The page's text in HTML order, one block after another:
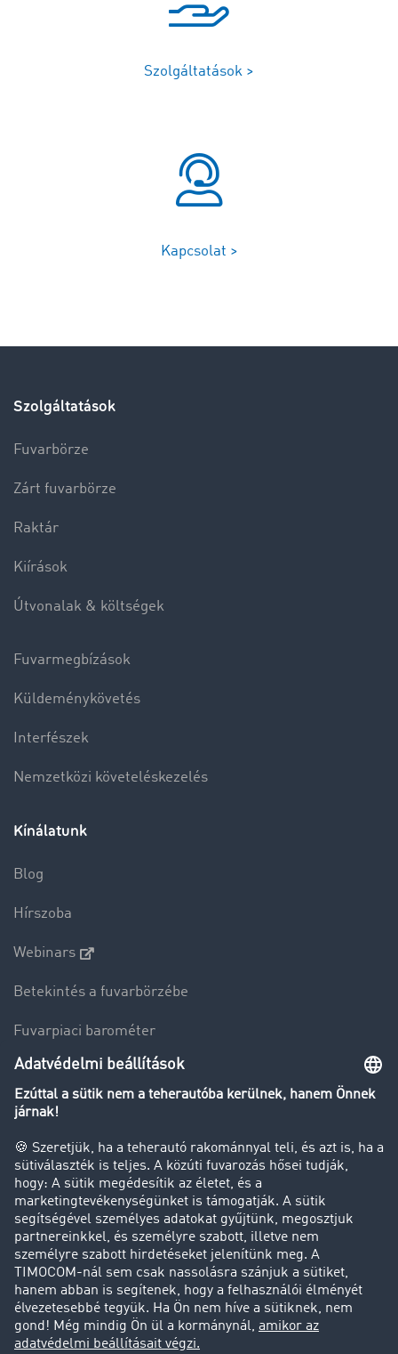
Szolgáltatások >
Kapcsolat >
Szolgáltatások
Fuvarbörze
Zárt fuvarbörze
Raktár
Kiírások
Útvonalak & költségek
Fuvarmegbízások
Küldeménykövetés
Interfészek
Nemzetközi követeléskezelés
Kínálatunk
Blog
Hírszoba
Webinars
Betekintés a fuvarbörzébe
Fuvarpiaci barométer
Transzportlexikon
Tehergépkocsi-forgalomkorlátozás
Cég
Sikertörténetek
Ügyfél hoz ügyfelet
Jogi információk
Impresszum